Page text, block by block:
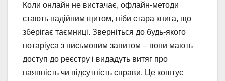
Коли онлайн не вистачає, офлайн-методи
стають надійним щитом, ніби стара книга, що
зберігає таємниці. Зверніться до будь-якого
нотаріуса з письмовим запитом – вони мають
доступ до реєстру і видадуть витяг про
наявність чи відсутність справи. Це коштує